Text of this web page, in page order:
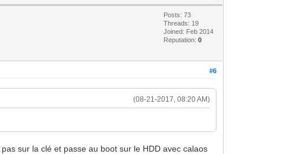
Posts: 73
Threads: 19
Joined: Feb 2014
Reputation:0
#6
(08-21-2017, 08:20 AM)
sur la clé et passe au boot sur le HDD avec calaos